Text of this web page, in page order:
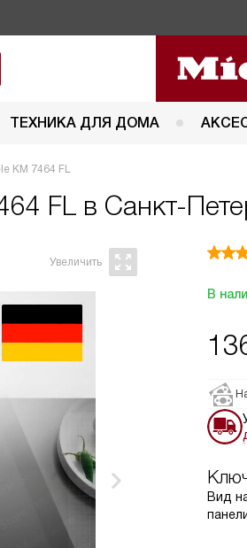
ТЕХНИКА ДЛЯ ДОМА
KM 7464 FL
FL в Санкт-
В
Вид